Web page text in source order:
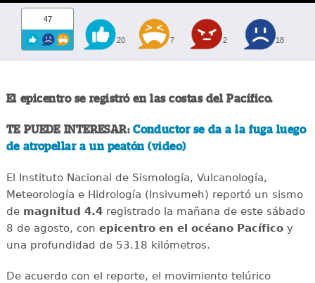
47
20 7 2 18
El epicentro se registró en las costas del Pacífico.
TE PUEDE INTERESAR:Conductor se da a la fuga luego
de atropellar a un peatón (video)
El Instituto Nacional de Sismología, Vulcanología,
Meteorología e Hidrología (Insivumeh) reportó un sismo
de magnitud 4.4registrado la mañana de este sábado
8 de agosto, con epicentro en el océano Pacíficoy
una profundidad de 53.18 kilómetros.
De acuerdo con el reporte, el movimiento telúrico